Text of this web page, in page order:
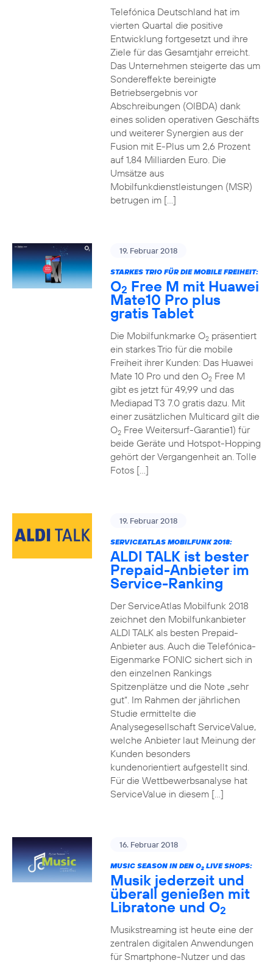
Telefónica Deutschland hat im
vierten Quartal die positive
Entwicklung fortgesetzt und ihre
Ziele für das Gesamtjahr erreicht.
Das Unternehmen steigerte das um
Sondereffekte bereinigte
Betriebsergebnis vor
Abschreibungen (OIBDA) dank
eines soliden operativen Geschäfts
und weiterer Synergien aus der
Fusion mit E-Plus um 2,6 Prozent
auf 1,84 Milliarden Euro. Die
Umsätze aus
Mobilfunkdienstleistungen (MSR)
betrugen im […]
19. Februar 2018
STARKES TRIO FÜR DIE MOBILE FREIHEIT:
O2 Free M mit Huawei
Mate10 Pro plus
gratis Tablet
Die Mobilfunkmarke O2präsentiert
ein starkes Trio für die mobile
Freiheit ihrer Kunden: Das Huawei
Mate 10 Pro und den O2Free M
gibt es jetzt für 49,99 und das
Mediapad T3 7.0 gratis dazu. Mit
einer zusätzlichen Multicard gilt die
O2Free Weitersurf-Garantie1) für
beide Geräte und Hotspot-Hopping
gehört der Vergangenheit an. Tolle
Fotos […]
19. Februar 2018
SERVICEATLAS MOBILFUNK 2018:
ALDI TALK ist bester
Prepaid-Anbieter im
Service-Ranking
Der ServiceAtlas Mobilfunk 2018
zeichnet den Mobilfunkanbieter
ALDI TALK als besten Prepaid-
Anbieter aus. Auch die Telefónica-
Eigenmarke FONIC sichert sich in
den einzelnen Rankings
Spitzenplätze und die Note „sehr
gut“. Im Rahmen der jährlichen
Studie ermittelte die
Analysegesellschaft ServiceValue,
welche Anbieter laut Meinung der
Kunden besonders
kundenorientiert aufgestellt sind.
Für die Wettbewerbsanalyse hat
ServiceValue in diesem […]
16. Februar 2018
MUSIC SEASON IN DEN O2LIVE SHOPS:
Musik jederzeit und
überall genießen mit
Libratone und O2
Musikstreaming ist heute eine der
zentralen digitalen Anwendungen
für Smartphone-Nutzer und das